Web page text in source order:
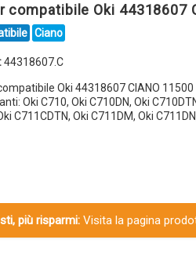
compatibile Oki 44318607
Ciano
44318607.C
Oki 44318607 CIANO
Oki C710, Oki C710DN, Oki
C711CDTN, Oki C711DM, Oki
più risparmi:Visita la pagina